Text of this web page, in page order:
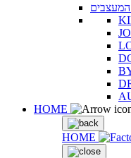
HOME
HOME